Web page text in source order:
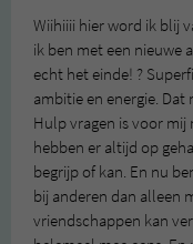
Wiihiiii hier word ik blij
ik ben met een nieuwe
echt het einde! ?
ambitie en energie.
Hulp vragen is voor
hebben er altijd op
begrijp of kan. En nu
bij anderen dan alleen
vriendschappen kan